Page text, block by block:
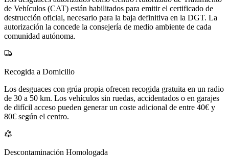
de Vehículos (CAT) están habilitados para emitir el certificado de
destrucción oficial, necesario para la baja definitiva en la DGT. La
autorización la concede la consejería de medio ambiente de cada
comunidad autónoma.
Recogida a Domicilio
Los desguaces con grúa propia ofrecen recogida gratuita en un radio
de 30 a 50 km. Los vehículos sin ruedas, accidentados o en garajes
de difícil acceso pueden generar un coste adicional de entre 40€ y
80€ según el centro.
Descontaminación Homologada